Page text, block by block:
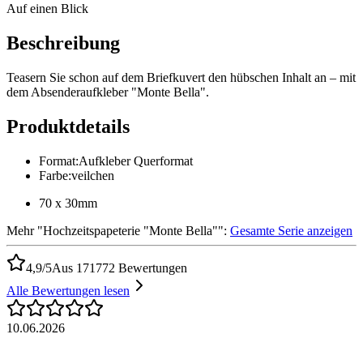
Auf einen Blick
Beschreibung
Teasern Sie schon auf dem Briefkuvert den hübschen Inhalt an – mit
dem Absenderaufkleber "Monte Bella".
Produktdetails
Format:Aufkleber Querformat
Farbe:veilchen
70 x 30mm
Mehr"Hochzeitspapeterie "Monte Bella"": Gesamte Serie anzeigen
4,9/5Aus 171772 Bewertungen
Alle Bewertungen lesen
10.06.2026